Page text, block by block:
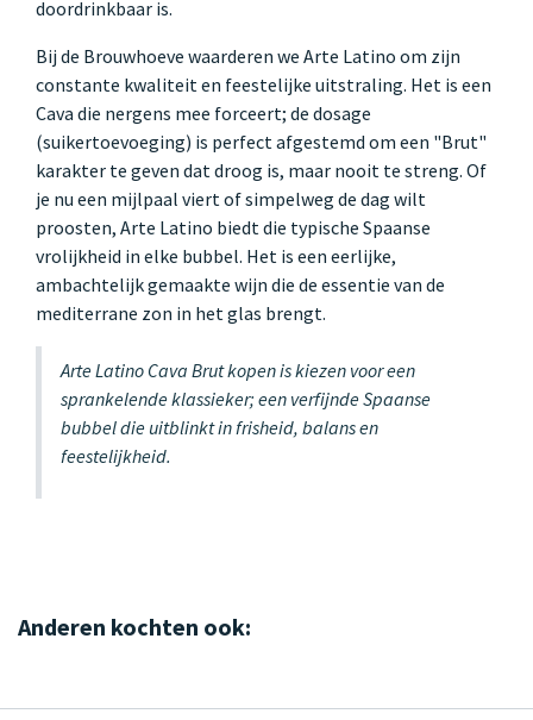
doordrinkbaar is.
Bij de Brouwhoeve waarderen we Arte Latino om zijn
constante kwaliteit en feestelijke uitstraling. Het is een
Cava die nergens mee forceert; de dosage
(suikertoevoeging) is perfect afgestemd om een "Brut"
karakter te geven dat droog is, maar nooit te streng. Of
je nu een mijlpaal viert of simpelweg de dag wilt
proosten, Arte Latino biedt die typische Spaanse
vrolijkheid in elke bubbel. Het is een eerlijke,
ambachtelijk gemaakte wijn die de essentie van de
mediterrane zon in het glas brengt.
Arte Latino Cava Brut kopen is kiezen voor een
sprankelende klassieker; een verfijnde Spaanse
bubbel die uitblinkt in frisheid, balans en
feestelijkheid.
Anderen kochten ook: